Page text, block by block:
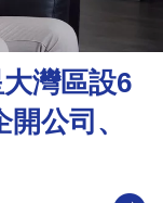
灣區設6
公司、